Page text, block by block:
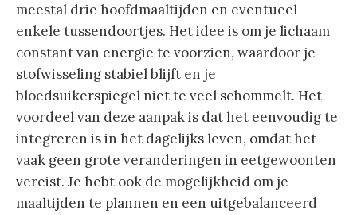
meestal drie hoofdmaaltijden en eventueel
enkele tussendoortjes. Het idee is om je lichaam
constant van energie te voorzien, waardoor je
stofwisseling stabiel blijft en je
bloedsuikerspiegel niet te veel schommelt. Het
voordeel van deze aanpak is dat het eenvoudig te
integreren is in het dagelijks leven, omdat het
vaak geen grote veranderingen in eetgewoonten
vereist. Je hebt ook de mogelijkheid om je
maaltijden te plannen en een uitgebalanceerd